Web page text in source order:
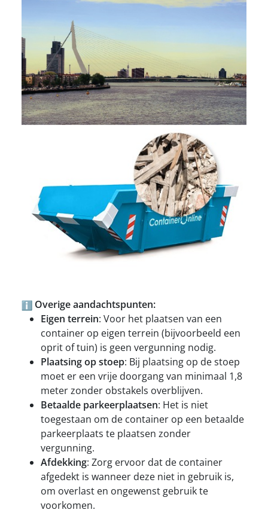
Overige aandachtspunten:
Eigen terrein: Voor het plaatsen van een
container op eigen terrein (bijvoorbeeld een
oprit of tuin) is geen vergunning nodig.
Plaatsing op stoep: Bij plaatsing op de stoep
moet er een vrije doorgang van minimaal 1,8
meter zonder obstakels overblijven.
Betaalde parkeerplaatsen: Het is niet
toegestaan om de container op een betaalde
parkeerplaats te plaatsen zonder
vergunning.
Afdekking: Zorg ervoor dat de container
afgedekt is wanneer deze niet in gebruik is,
om overlast en ongewenst gebruik te
voorkomen.